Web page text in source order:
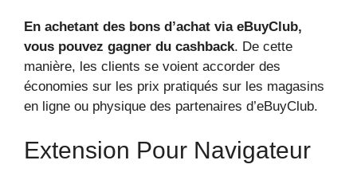
En achetant des bons d’achat via eBuyClub,
vous pouvez gagner du cashback. De cette
manière, les clients se voient accorder des
économies sur les prix pratiqués sur les magasins
en ligne ou physique des partenaires d’eBuyClub.
Extension Pour Navigateur